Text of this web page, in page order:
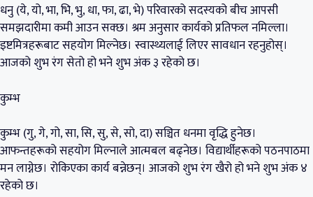
धनु (ये, यो, भा, भि, भु, धा, फा, ढा, भे) परिवारको सदस्यको बीच आपसी
समझदारीमा कमी आउन सक्छ। श्रम अनुसार कार्यको प्रतिफल नमिल्ला।
इष्टमित्रहरूबाट सहयोग मिल्नेछ। स्वास्थ्यलाई लिएर सावधान रहनुहोस्।
आजको शुभ रंग सेतो हो भने शुभ अंक ३ रहेको छ।
कुम्भ
कुम्भ (गु, गे, गो, सा, सि, सु, से, सो, दा) सञ्चित धनमा वृद्धि हुनेछ।
आफन्तहरूको सहयोग मिल्नाले आत्मबल बढ्नेछ। विद्यार्थीहरूको पठनपाठमा
मन लाग्नेछ। रोकिएका कार्य बन्नेछन्। आजको शुभ रंग खैरो हो भने शुभ अंक ४
रहेको छ।